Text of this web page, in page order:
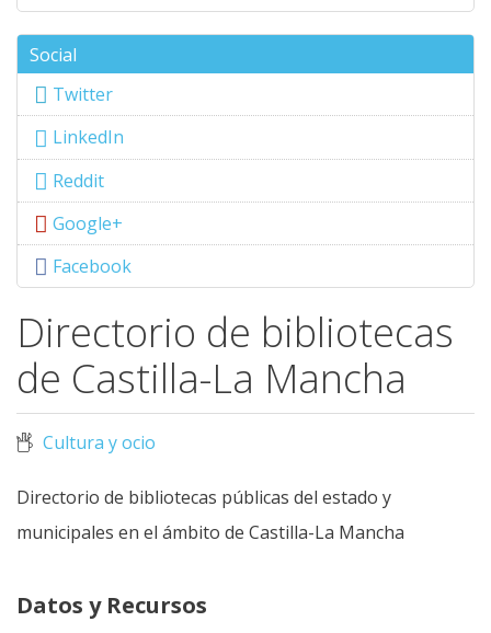
Social
Twitter
LinkedIn
Reddit
Google+
Facebook
Directorio de bibliotecas
de Castilla-La Mancha
Cultura y ocio
Directorio de bibliotecas públicas del estado y
municipales en el ámbito de Castilla-La Mancha
Datos y Recursos